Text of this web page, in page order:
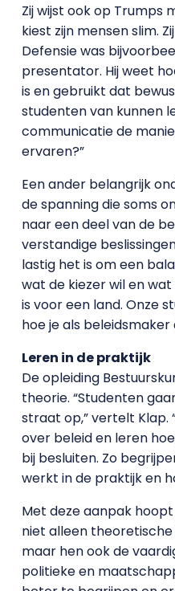
Zij wijst ook op Trumps
kiest zijn mensen slim.
Defensie was
presentator. Hij weet
is en gebruikt dat
studenten van kunnen
communicatie de
ervaren?”
Een ander belangrijk
de spanning die soms
naar een deel van de
verstandige
lastig het is om een
wat de kiezer wil en
is voor een land. Onze
hoe je als
Leren in de praktijk
De opleiding
theorie. “Studenten
straat op,” vertelt Klap.
over beleid en leren
bij besluiten. Zo
werkt in de praktijk en
Met deze aanpak
niet alleen
maar hen ook de
politieke en